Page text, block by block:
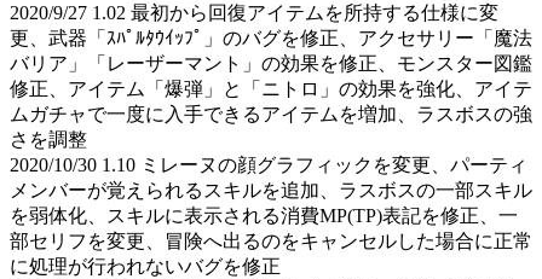
2020/9/27 1.02 最初から回復アイテムを所持する仕様に変
更、武器「ｽﾊﾟﾙﾀｳｲｯﾌﾟ」のバグを修正、アクセサリー「魔法
バリア」「レーザーマント」の効果を修正、モンスター図鑑
修正、アイテム「爆弾」と「ニトロ」の効果を強化、アイテ
ムガチャで一度に入手できるアイテムを増加、ラスボスの強
さを調整
2020/10/30 1.10 ミレーヌの顔グラフィックを変更、パーティ
メンバーが覚えられるスキルを追加、ラスボスの一部スキル
を弱体化、スキルに表示される消費MP(TP)表記を修正、一
部セリフを変更、冒険へ出るのをキャンセルした場合に正常
に処理が行われないバグを修正